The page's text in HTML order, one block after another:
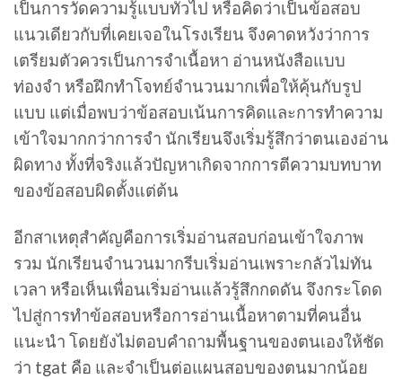
เป็นการวัดความรู้แบบทั่วไป หรือคิดว่าเป็นข้อสอบ
แนวเดียวกับที่เคยเจอในโรงเรียน จึงคาดหวังว่าการ
เตรียมตัวควรเป็นการจำเนื้อหา อ่านหนังสือแบบ
ท่องจำ หรือฝึกทำโจทย์จำนวนมากเพื่อให้คุ้นกับรูป
แบบ แต่เมื่อพบว่าข้อสอบเน้นการคิดและการทำความ
เข้าใจมากกว่าการจำ นักเรียนจึงเริ่มรู้สึกว่าตนเองอ่าน
ผิดทาง ทั้งที่จริงแล้วปัญหาเกิดจากการตีความบทบาท
ของข้อสอบผิดตั้งแต่ต้น
อีกสาเหตุสำคัญคือการเริ่มอ่านสอบก่อนเข้าใจภาพ
รวม นักเรียนจำนวนมากรีบเริ่มอ่านเพราะกลัวไม่ทัน
เวลา หรือเห็นเพื่อนเริ่มอ่านแล้วรู้สึกกดดัน จึงกระโดด
ไปสู่การทำข้อสอบหรือการอ่านเนื้อหาตามที่คนอื่น
แนะนำ โดยยังไม่ตอบคำถามพื้นฐานของตนเองให้ชัด
ว่า tgat คือ และจำเป็นต่อแผนสอบของตนมากน้อย